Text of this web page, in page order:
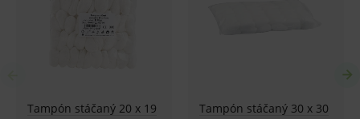
Pred použitím zdravotníckej pomôcky a diagnostickej
zdravotníckej pomôcky in vitro odporúčame poradu s